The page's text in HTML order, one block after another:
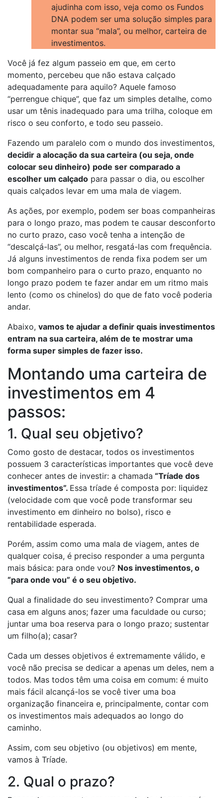
ajudinha com isso, veja como os Fundos
DNA podem ser uma solução simples para
montar sua “mala”, ou melhor, carteira de
investimentos.
Você já fez algum passeio em que, em certo
momento, percebeu que não estava calçado
adequadamente para aquilo? Aquele famoso
“perrengue chique”, que faz um simples detalhe, como
usar um tênis inadequado para uma trilha, coloque em
risco o seu conforto, e todo seu passeio.
Fazendo um paralelo com o mundo dos investimentos,
decidir a alocação da sua carteira (ou seja, onde
colocar seu dinheiro) pode ser comparado a
escolher um calçado para passar o dia, ou escolher
quais calçados levar em uma mala de viagem.
As ações, por exemplo, podem ser boas companheiras
para o longo prazo, mas podem te causar desconforto
no curto prazo, caso você tenha a intenção de
“descalçá-las”, ou melhor, resgatá-las com frequência.
Já alguns investimentos de renda fixa podem ser um
bom companheiro para o curto prazo, enquanto no
longo prazo podem te fazer andar em um ritmo mais
lento (como os chinelos) do que de fato você poderia
andar.
Abaixo, vamos te ajudar a definir quais investimentos
entram na sua carteira, além de te mostrar uma
forma super simples de fazer isso.
Montando uma carteira de
investimentos em 4
passos:
1. Qual seu objetivo?
Como gosto de destacar, todos os investimentos
possuem 3 características importantes que você deve
conhecer antes de investir: a chamada “Tríade dos
investimentos”. Essa tríade é composta por: liquidez
(velocidade com que você pode transformar seu
investimento em dinheiro no bolso), risco e
rentabilidade esperada.
Porém, assim como uma mala de viagem, antes de
qualquer coisa, é preciso responder a uma pergunta
mais básica: para onde vou? Nos investimentos, o
“para onde vou” é o seu objetivo.
Qual a finalidade do seu investimento? Comprar uma
casa em alguns anos; fazer uma faculdade ou curso;
juntar uma boa reserva para o longo prazo; sustentar
um filho(a); casar?
Cada um desses objetivos é extremamente válido, e
você não precisa se dedicar a apenas um deles, nem a
todos. Mas todos têm uma coisa em comum: é muito
mais fácil alcançá-los se você tiver uma boa
organização financeira e, principalmente, contar com
os investimentos mais adequados ao longo do
caminho.
Assim, com seu objetivo (ou objetivos) em mente,
vamos à Tríade.
2. Qual o prazo?